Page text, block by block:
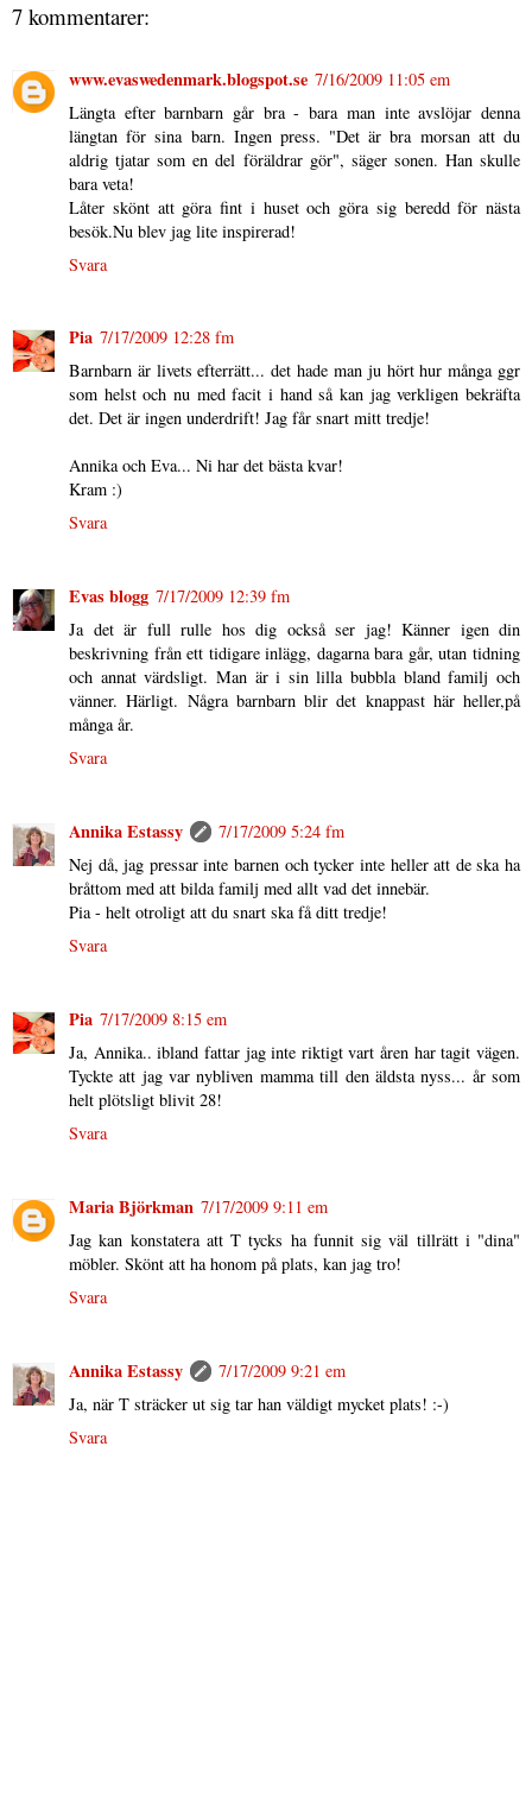
7 kommentarer:
www.evaswedenmark.blogspot.se 7/16/2009 11:05 em
Längta efter barnbarn går bra - bara man inte avslöjar denna
längtan för sina barn. Ingen press. "Det är bra morsan att du
aldrig tjatar som en del föräldrar gör", säger sonen. Han skulle
bara veta!
Låter skönt att göra fint i huset och göra sig beredd för nästa
besök.Nu blev jag lite inspirerad!
Svara
Pia 7/17/2009 12:28 fm
Barnbarn är livets efterrätt... det hade man ju hört hur många ggr
som helst och nu med facit i hand så kan jag verkligen bekräfta
det. Det är ingen underdrift! Jag får snart mitt tredje!
Annika och Eva... Ni har det bästa kvar!
Kram :)
Svara
Evas blogg 7/17/2009 12:39 fm
Ja det är full rulle hos dig också ser jag! Känner igen din
beskrivning från ett tidigare inlägg, dagarna bara går, utan tidning
och annat värdsligt. Man är i sin lilla bubbla bland familj och
vänner. Härligt. Några barnbarn blir det knappast här heller,på
många år.
Svara
Annika Estassy
7/17/2009 5:24 fm
Nej då, jag pressar inte barnen och tycker inte heller att de ska ha
bråttom med att bilda familj med allt vad det innebär.
Pia - helt otroligt att du snart ska få ditt tredje!
Svara
Pia 7/17/2009 8:15 em
Ja, Annika.. ibland fattar jag inte riktigt vart åren har tagit vägen.
Tyckte att jag var nybliven mamma till den äldsta nyss... år som
helt plötsligt blivit 28!
Svara
Maria Björkman 7/17/2009 9:11 em
Jag kan konstatera att T tycks ha funnit sig väl tillrätt i "dina"
möbler. Skönt att ha honom på plats, kan jag tro!
Svara
Annika Estassy
7/17/2009 9:21 em
Ja, när T sträcker ut sig tar han väldigt mycket plats! :-)
Svara